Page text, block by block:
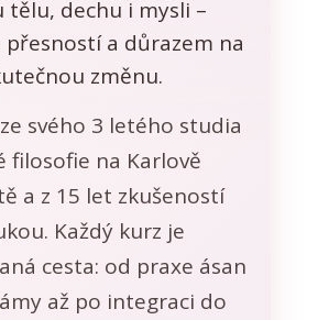
tělu, dechu i mysli –
přesností a důrazem na
změnu.
svého 3 letého studia
filosofie na Karlově
a z 15 let zkušeností
Každý kurz je
cesta: od praxe ásan
až po integraci do